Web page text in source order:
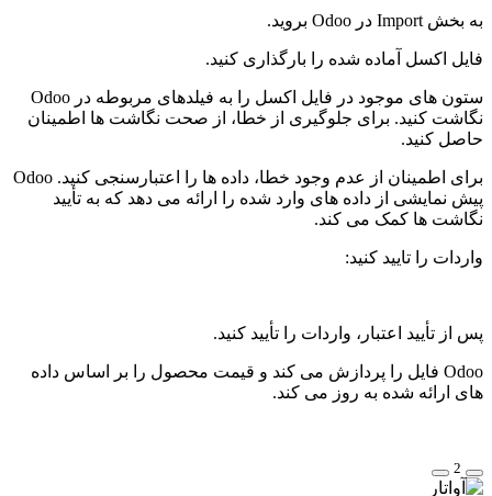
به بخش Import در Odoo بروید.
فایل اکسل آماده شده را بارگذاری کنید.
ستون های موجود در فایل اکسل را به فیلدهای مربوطه در Odoo
نگاشت کنید. برای جلوگیری از خطا، از صحت نگاشت ها اطمینان
حاصل کنید.
برای اطمینان از عدم وجود خطا، داده ها را اعتبارسنجی کنید. Odoo
پیش نمایشی از داده های وارد شده را ارائه می دهد که به تأیید
نگاشت ها کمک می کند.
واردات را تایید کنید:
پس از تأیید اعتبار، واردات را تأیید کنید.
Odoo فایل را پردازش می کند و قیمت محصول را بر اساس داده
های ارائه شده به روز می کند.
2